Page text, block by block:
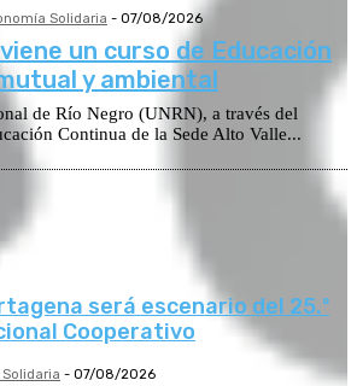
Solidaria - 07/08/2026
un curso de Educación
y ambiental
de Río Negro (UNRN), a través del
Continua de la Sede Alto Valle...
será escenario del 25.º
Cooperativo
- 07/08/2026